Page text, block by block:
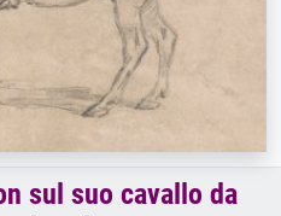
sul suo cavallo da